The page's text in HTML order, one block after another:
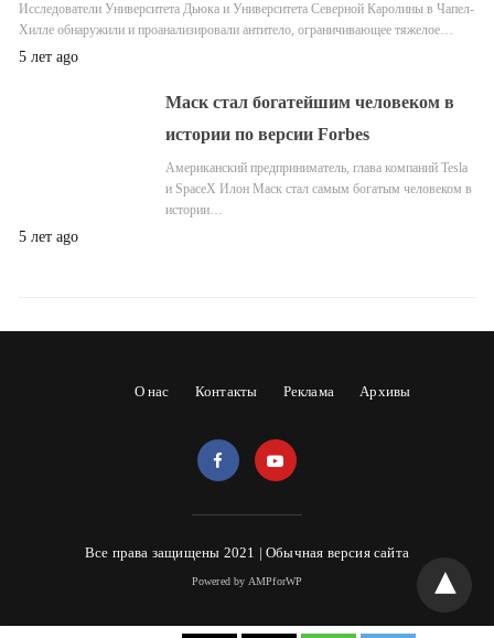
Исследователи Университета Дьюка и Университета Северной Каролины в Чапел-
Хилле обнаружили и проанализировали антитело, ограничивающее тяжелое…
5 лет ago
Маск стал богатейшим человеком в
истории по версии Forbes
Американский предприниматель, глава компаний Tesla
и SpaceX Илон Маск стал самым богатым человеком в
истории…
5 лет ago
О нас Контакты Реклама Архивы
Все права защищены 2021 |Обычная версия сайта
Powered by AMPforWP